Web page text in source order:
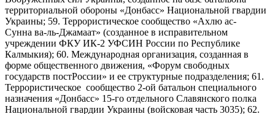
территориальной обороны «Донбасс» Национальной гвардии
Украины; 59. Террористическое сообщество «Ахлю ас-
Сунна ва-ль-Джамаат» (созданное в исправительном
учреждении ФКУ ИК-2 УФСИН России по Республике
Калмыкия); 60. Международная организация, созданная в
форме общественного движения, «Форум свободных
государств постРоссии» и ее структурные подразделения; 61.
Террористическое сообщество 2-ой батальон специального
назначения «Донбасс» 15-го отдельного Славянского полка
Национальной гвардии Украины (войсковая часть 3035); 62.